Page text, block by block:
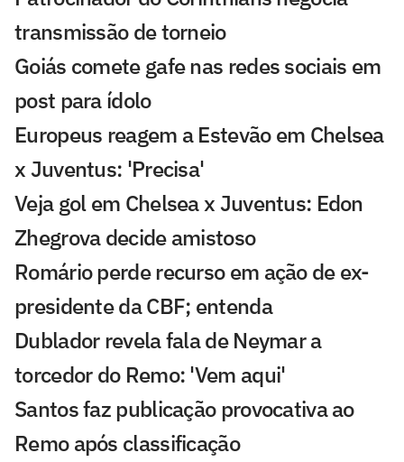
transmissão de torneio
Goiás comete gafe nas redes sociais em
post para ídolo
Europeus reagem a Estevão em Chelsea
x Juventus: 'Precisa'
Veja gol em Chelsea x Juventus: Edon
Zhegrova decide amistoso
Romário perde recurso em ação de ex-
presidente da CBF; entenda
Dublador revela fala de Neymar a
torcedor do Remo: 'Vem aqui'
Santos faz publicação provocativa ao
Remo após classificação